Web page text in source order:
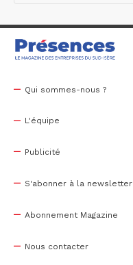
Qui sommes-nous ?
L'équipe
Publicité
S'abonner à la newsletter
Abonnement Magazine
Nous contacter